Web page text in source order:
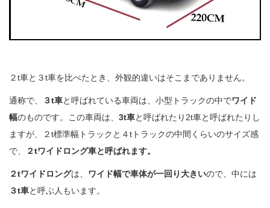
２t車と３t車を比べたとき、外観的違いはそこまでありません。
通称で、 ３t車と呼ばれている車両は、小型トラックの中でワイド
幅のものです。この車両は、 3t車と呼ばれたり2t車と呼ばれたりし
ますが、２t標準幅トラックと４tトラックの中間くらいのサイズ感
で、
２tワイドロング車と呼ばれます。
２tワイドロングは、 ワイド幅で車体が一回り大きいので、中には
３t車と呼ぶ人もいます。